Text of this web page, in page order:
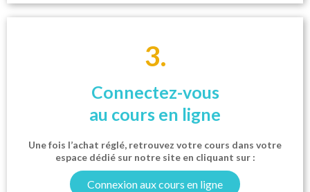
3.
Connectez-vous
au cours en ligne
Une fois l’achat réglé, retrouvez votre cours dans votre
espace dédié sur notre site en cliquant sur :
Connexion aux cours en ligne